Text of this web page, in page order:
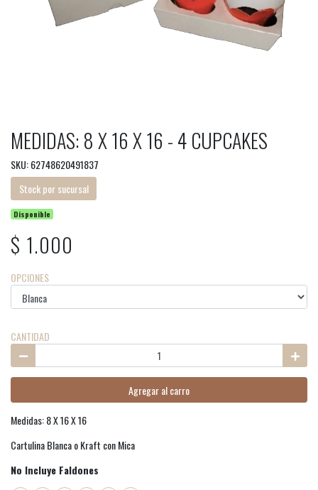
MEDIDAS: 8 X 16 X 16 - 4 CUPCAKES
SKU: 62748620491837
Stock por sucursal
Disponible
$ 1.000
OPCIONES
CANTIDAD
Agregar al carro
Medidas: 8 X 16 X 16
Cartulina Blanca o Kraft con Mica
No Incluye Faldones